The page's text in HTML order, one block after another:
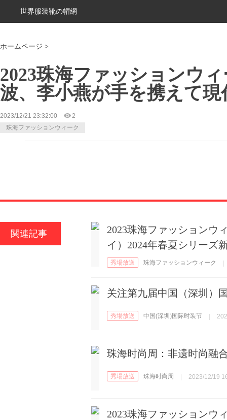
世界服装靴の帽網
ホームページ >
2023珠海ファッションウ
波、李小燕が手を携えて
2023/12/21 23:32:00
2
珠海ファッションウィーク
関連記事
2023珠海ファッションウ
イ）2024年春夏シリーズ
秀場放送 珠海ファッションウィーク
关注第九届中国（深圳）
秀場放送 中国(深圳)国际时装节
珠海时尚周：非遗时尚融
秀場放送 珠海时尚周 2023/12/19
2023珠海ファッションウ